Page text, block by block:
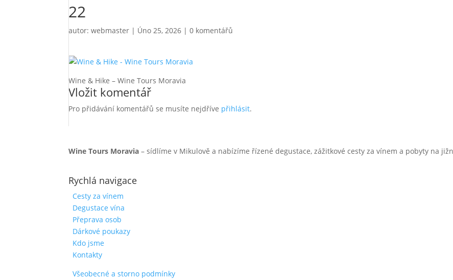
22
autor:webmaster | Úno 25, 2026 |0 komentářů
Wine & Hike – Wine Tours Moravia
Vložit komentář
Pro přidávání komentářů se musíte nejdříve přihlásit.
Wine Tours Moravia – sídlíme v Mikulově a nabízíme řízené degustace, zážitkové cesty za vínem a pobyty na
Rychlá navigace
Cesty za vínem
Degustace vína
Přeprava osob
Dárkové poukazy
Kdo jsme
Kontakty
Všeobecné a storno podmínky